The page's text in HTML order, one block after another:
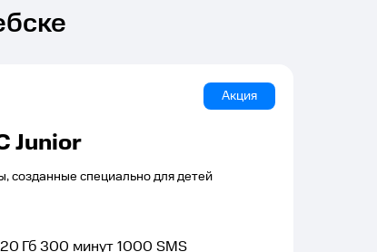
Акция
Junior
созданные специально для детей
20 Гб300 минут1000 SMS